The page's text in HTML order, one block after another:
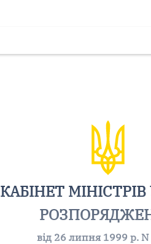
КАБІНЕТ
від 26 липня 1999 р.